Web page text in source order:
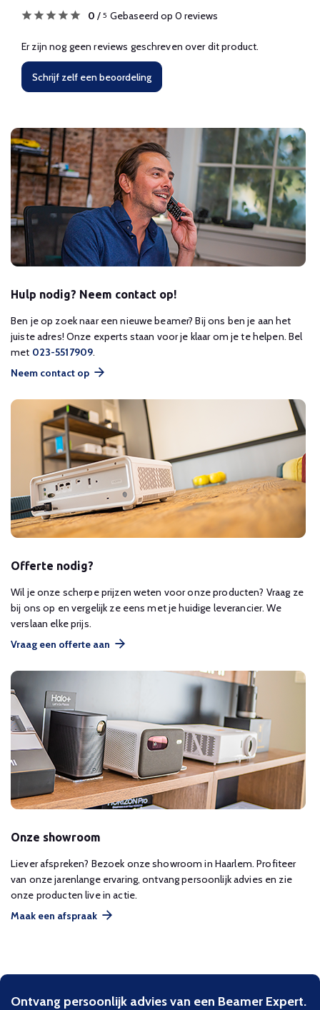
0 / 5 Gebaseerd op 0 reviews
Er zijn nog geen reviews geschreven over dit product.
Schrijf zelf een beoordeling
Hulp nodig? Neem contact op!
Ben je op zoek naar een nieuwe beamer? Bij ons ben je aan het
juiste adres! Onze experts staan voor je klaar om je te helpen. Bel
met 023-5517909.
Neem contact op
Offerte nodig?
Wil je onze scherpe prijzen weten voor onze producten? Vraag ze
bij ons op en vergelijk ze eens met je huidige leverancier. We
verslaan elke prijs.
Vraag een offerte aan
Onze showroom
Liever afspreken? Bezoek onze showroom in Haarlem. Profiteer
van onze jarenlange ervaring, ontvang persoonlijk advies en zie
onze producten live in actie.
Maak een afspraak
Ontvang persoonlijk advies van een Beamer Expert.